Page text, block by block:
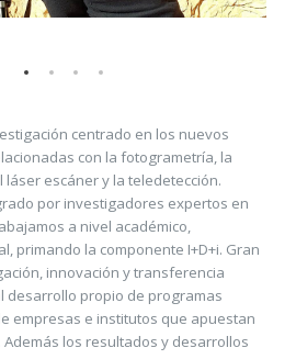
centrado en los nuevos
con la fotogrametría, la
escáner y la teledetección.
por investigadores expertos en
a nivel académico,
primando la componente I+D+i. Gran
innovación y transferencia
desarrollo propio de programas
empresas e institutos que apuestan
los resultados y desarrollos